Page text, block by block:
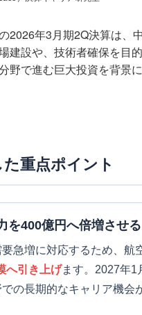
2026年3月期2Q決算は、
建設や、技術者確保を目
野で進む巨大投資を背景
重点ポイント
を400億円へ倍増させる
急増に対応するため、
へ引き上げます。2027年1
の長期的なキャリア機会